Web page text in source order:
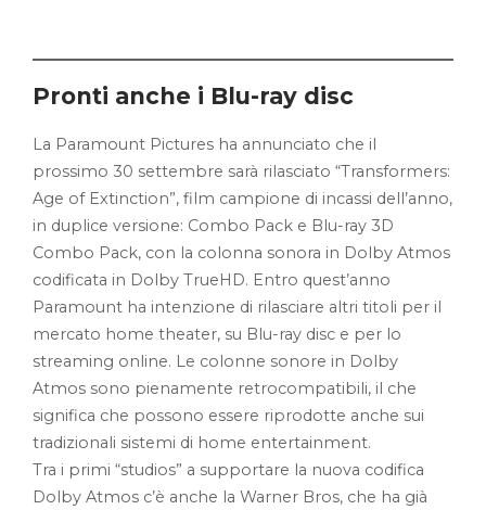
Pronti anche i Blu-ray disc
La Paramount Pictures ha annunciato che il
prossimo 30 settembre sarà rilasciato “Transformers:
Age of Extinction”, film campione di incassi dell’anno,
in duplice versione: Combo Pack e Blu-ray 3D
Combo Pack, con la colonna sonora in Dolby Atmos
codificata in Dolby TrueHD. Entro quest’anno
Paramount ha intenzione di rilasciare altri titoli per il
mercato home theater, su Blu-ray disc e per lo
streaming online. Le colonne sonore in Dolby
Atmos sono pienamente retrocompatibili, il che
significa che possono essere riprodotte anche sui
tradizionali sistemi di home entertainment.
Tra i primi “studios” a supportare la nuova codifica
Dolby Atmos c’è anche la Warner Bros, che ha già